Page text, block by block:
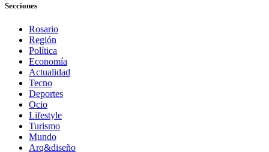
Secciones
Rosario
Región
Política
Economía
Actualidad
Tecno
Deportes
Ocio
Lifestyle
Turismo
Mundo
Arq&diseño